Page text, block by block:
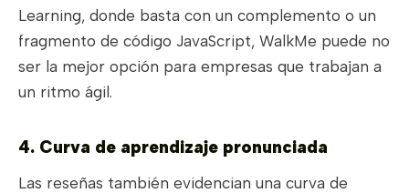
Learning, donde basta con un complemento o un
fragmento de código JavaScript, WalkMe puede no
ser la mejor opción para empresas que trabajan a
un ritmo ágil.
4. Curva de aprendizaje pronunciada
Las reseñas también evidencian una curva de